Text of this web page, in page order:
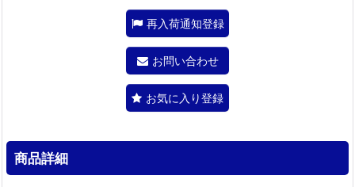
再入荷通知登録
お問い合わせ
お気に入り登録
商品詳細